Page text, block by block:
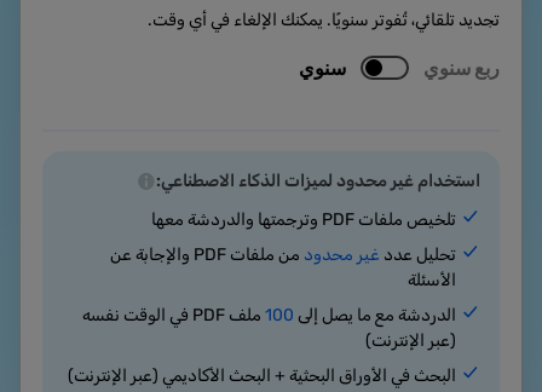
تجديد تلقائي، تُفوتر سنويًا. يمكنك الإلغاء في أي وقت.
سنوي ربع سنوي
استخدام غير محدود لميزات الذكاء الاصطناعي:
تلخيص ملفات PDF وترجمتها والدردشة معها
تحليل عدد غير محدود
من ملفات PDF والإجابة عن
الأسئلة
الدردشة مع ما يصل إلى 100
ملف PDF في الوقت نفسه
(عبر الإنترنت)
البحث في الأوراق البحثية + البحث الأكاديمي (عبر الإنترنت)